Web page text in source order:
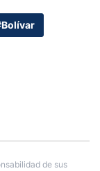
de sus